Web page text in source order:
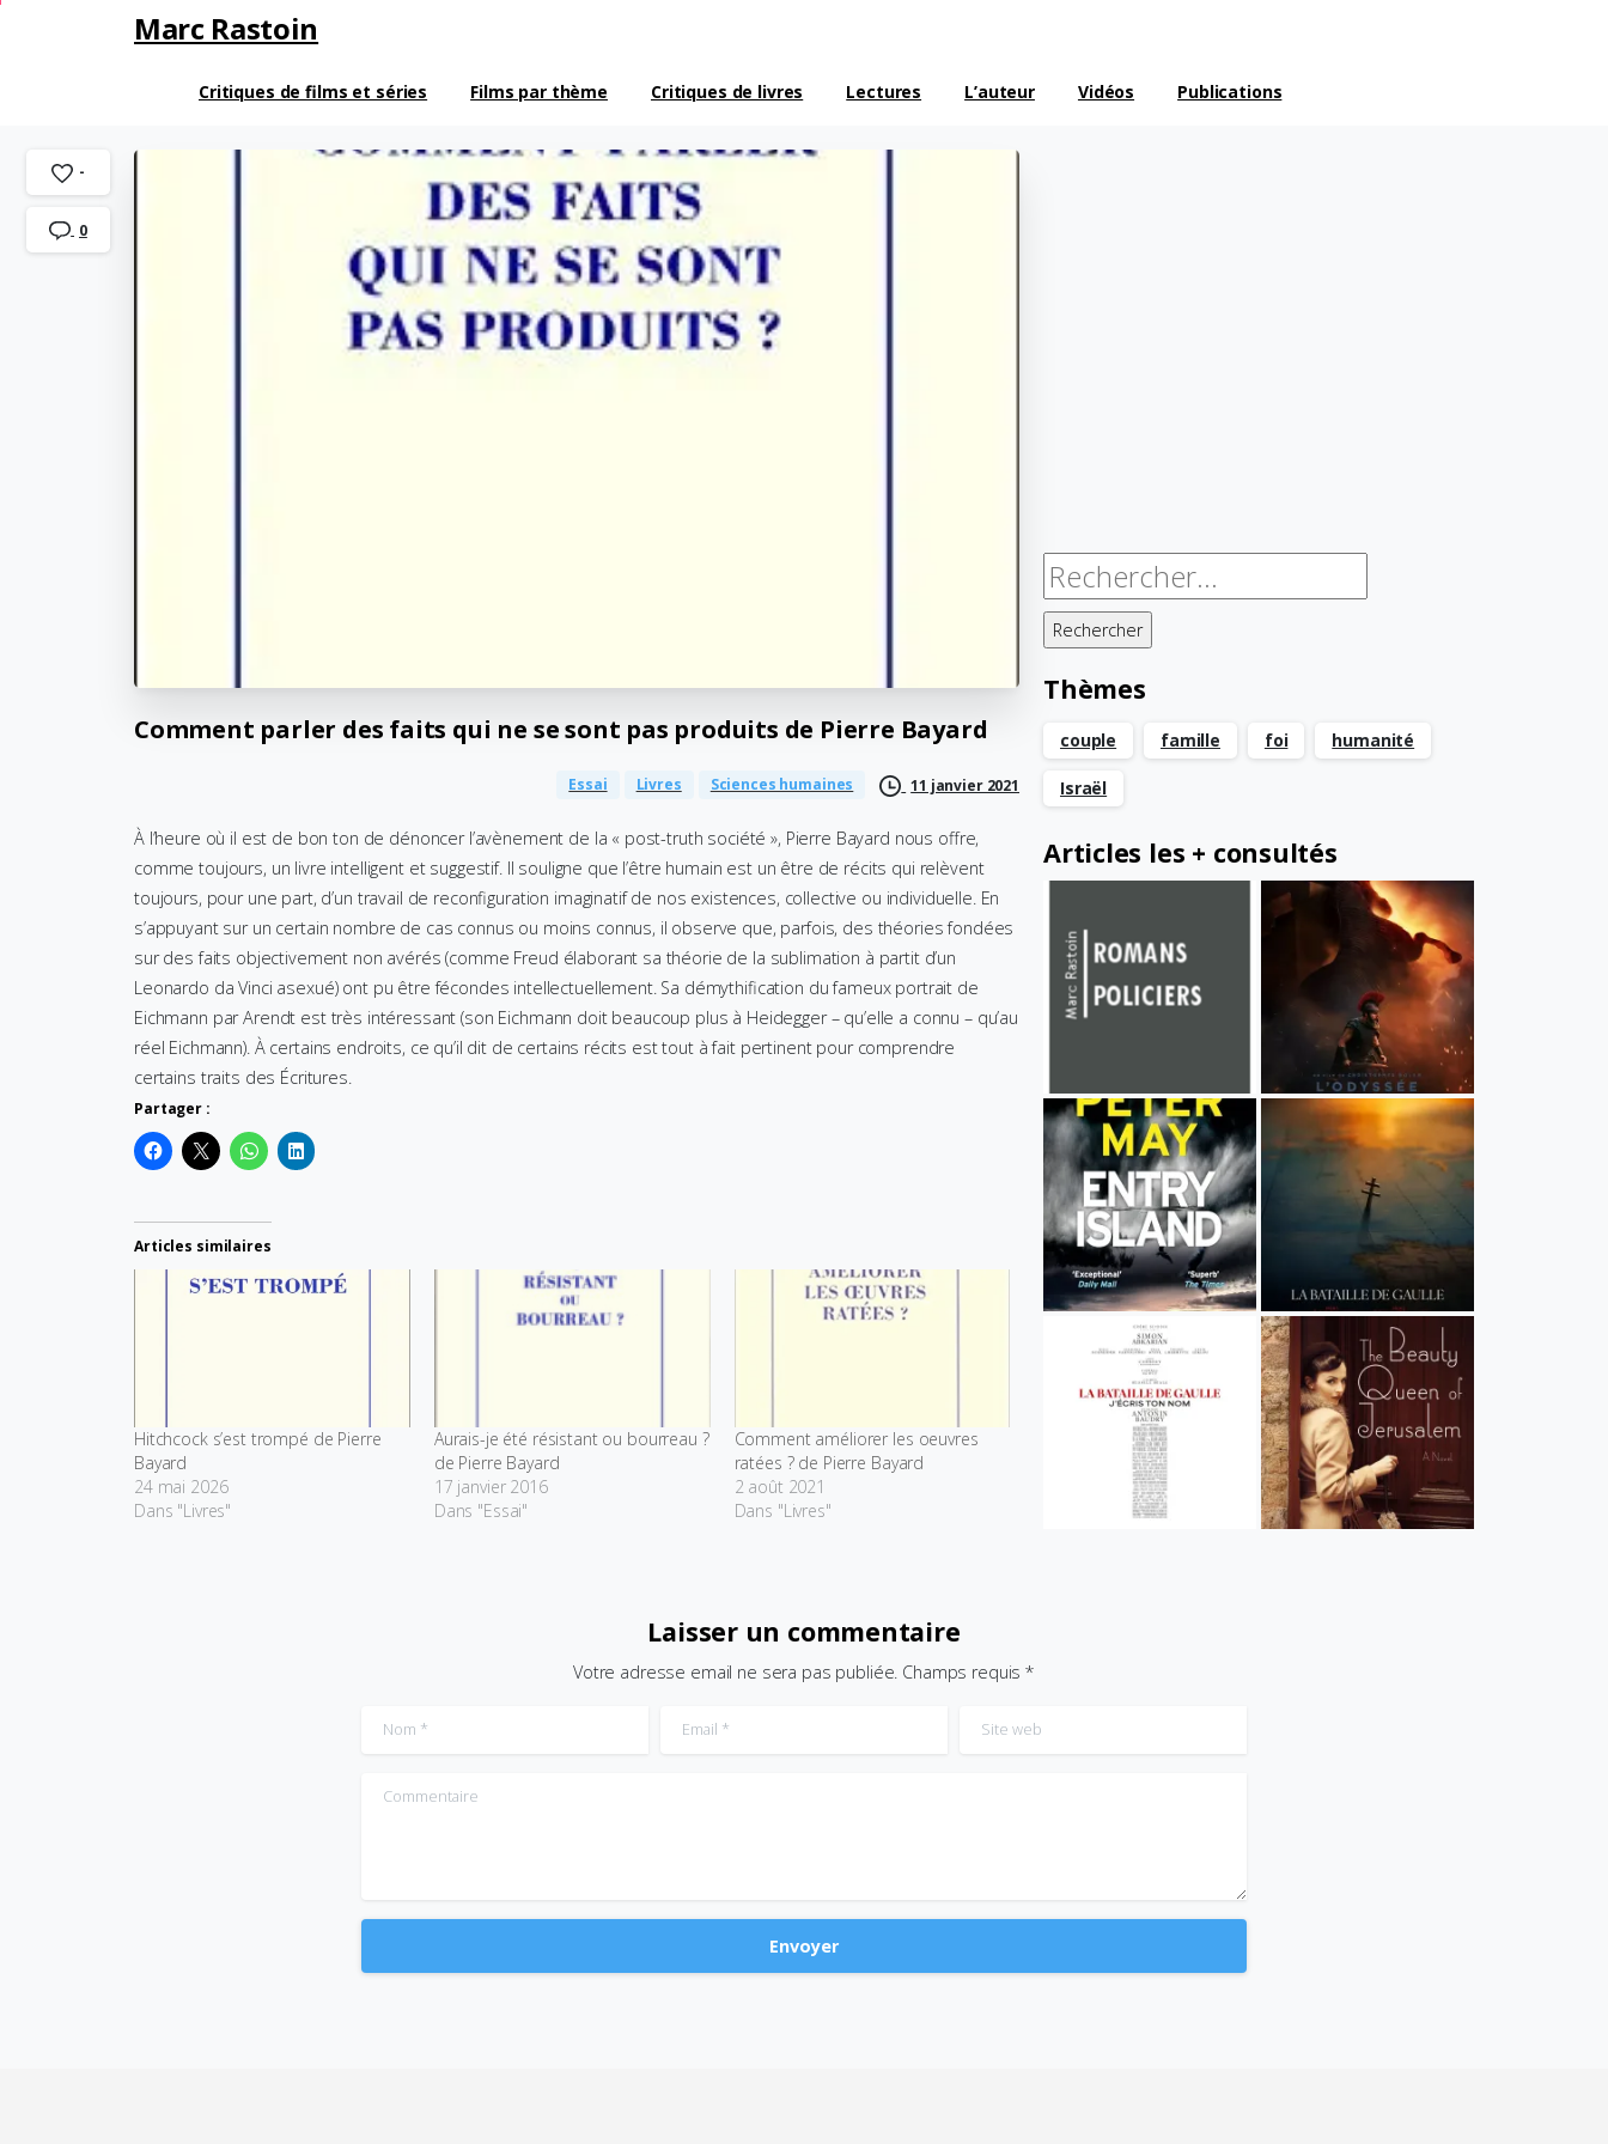
Marc Rastoin
Critiques de films et séries Films par thème Critiques de livres Lectures L’auteur Vidéos Publications
Comment parler des faits qui ne sesont pas produits de Pierre Bayard
Essai Livres Sciences humaines 11 janvier 2021
À l’heure où il est de bon ton de dénoncer l’avènement de la « post-truth société », Pierre Bayard nous offre,
comme toujours, un livre intelligent et suggestif. Il souligne que l’être humain est un être de récits qui relèvent
toujours, pour une part, d’un travail de reconfiguration imaginatif de nos existences, collective ou individuelle. En
s’appuyant sur un certain nombre de cas connus ou moins connus, il observe que, parfois, des théories fondées
sur des faits objectivement non avérés (comme Freud élaborant sa théorie de la sublimation à partit d’un
Leonardo da Vinci asexué) ont pu être fécondes intellectuellement. Sa démythification du fameux portrait de
Eichmann par Arendt est très intéressant (son Eichmann doit beaucoup plus à Heidegger – qu’elle a connu – qu’au
réel Eichmann). À certains endroits, ce qu’il dit de certains récits est tout à fait pertinent pour comprendre
certains traits des Écritures.
Partager :
Articles similaires
Hitchcock s’est trompé de Pierre
Bayard
24 mai 2026
Dans "Livres"
Aurais-je été résistant ou bourreau ?
de Pierre Bayard
17 janvier 2016
Dans "Essai"
Comment améliorer les oeuvres
ratées ? de Pierre Bayard
2 août 2021
Dans "Livres"
-
0
Rechercher :
Thèmes
couple famille foi humanité
Israël
Articles les + consultés
Laisser un commentaire
Votre adresse email ne sera pas publiée. Champs requis *
Nom Email Site web
Commentaire